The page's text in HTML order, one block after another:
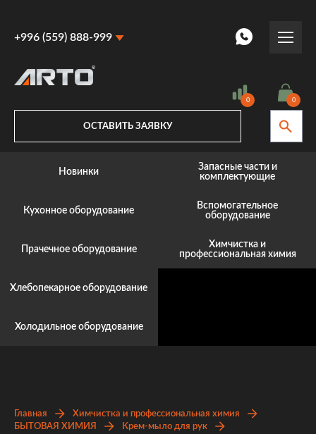
+996 (559) 888-999
+996 (559) 888-999
0 0
ОСТАВИТЬ ЗАЯВКУ
Новинки
Кухонное оборудование
Прачечное оборудование
Хлебопекарное оборудование
Холодильное оборудование
Запасные части и
комплектующие
Вспомогательное
оборудование
Химчистка и
профессиональная химия
Главная
Химчистка и профессиональная химия
БЫТОВАЯ ХИМИЯ
Крем-мыло для рук